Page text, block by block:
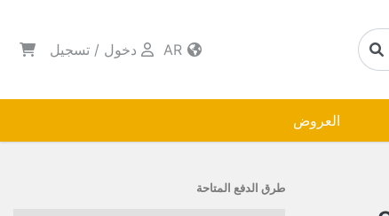
دخول / تسجيل
العروض
طرق الدفع المتاحة